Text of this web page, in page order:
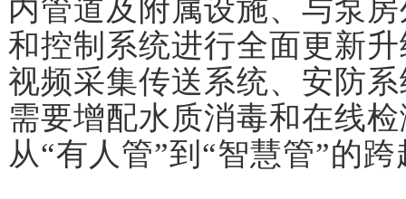
内管道及附属设施、与泵
和控制系统进行全面更新
视频采集传送系统、安防
需要增配水质消毒和在线
从“有人管”到“智慧管”的